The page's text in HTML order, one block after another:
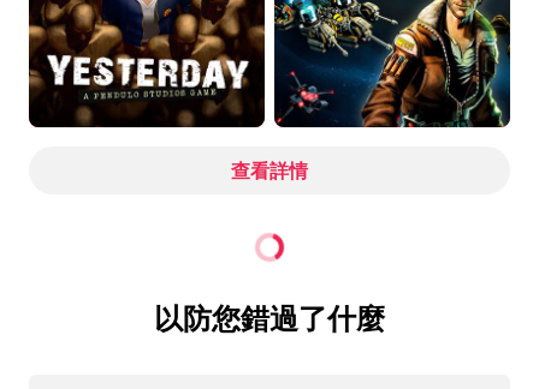
查看詳情
以防您錯過了什麼